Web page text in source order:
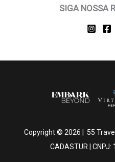
SIGA NOSSA
Copyright © 2026 | 55
CADASTUR | CNPJ: